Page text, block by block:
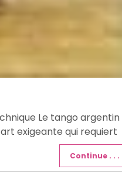
Le tango argentin
exigeante qui requiert
Continue . . .